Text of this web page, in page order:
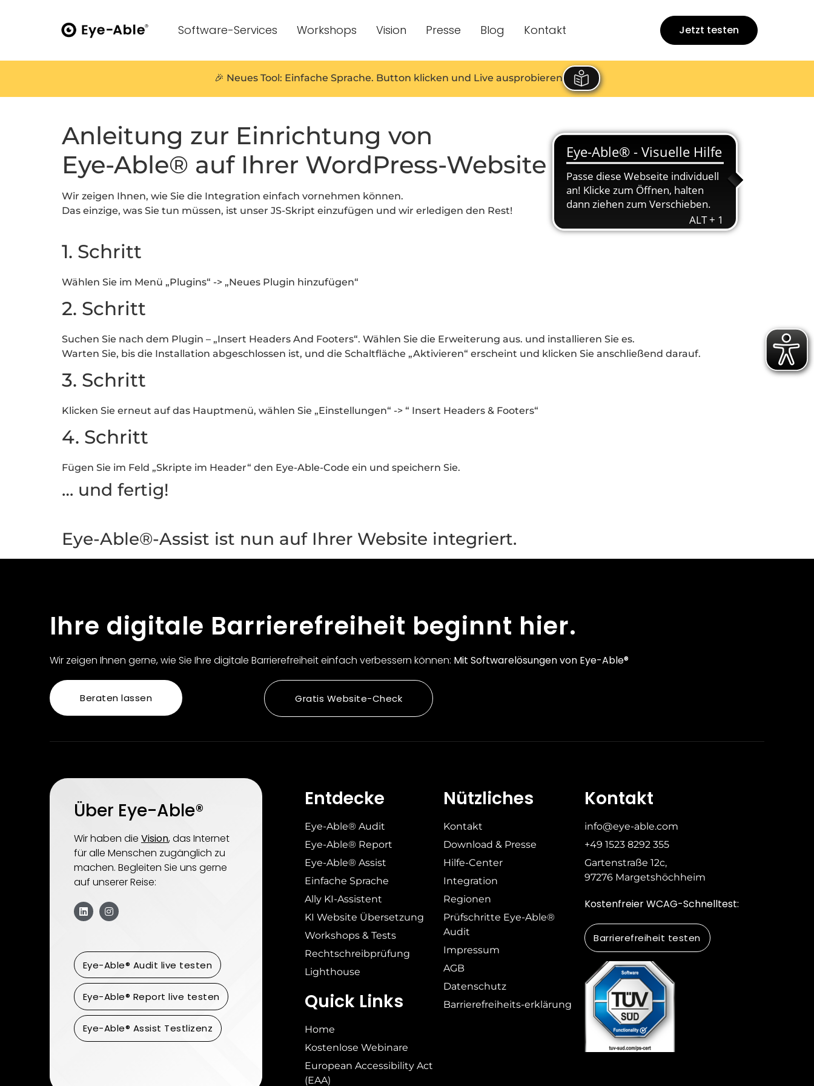
Software-Services Workshops Vision Presse Blog Kontakt Jetzt testen
🎉 Neues Tool: Einfache Sprache. Button klicken und Live ausprobieren
Anleitung zur Einrichtung von
Eye-Able® auf Ihrer WordPress-Website
Wir zeigen Ihnen, wie Sie die Integration einfach vornehmen können.
Das einzige, was Sie tun müssen, ist unser JS-Skript einzufügen und wir erledigen den Rest!
1. Schritt
Wählen Sie im Menü „Plugins“ -> „Neues Plugin hinzufügen“
2. Schritt
Suchen Sie nach dem Plugin – „Insert Headers And Footers“. Wählen Sie die Erweiterung aus. und installieren Sie es.
Warten Sie, bis die Installation abgeschlossen ist, und die Schaltfläche „Aktivieren“ erscheint und klicken Sie anschließend darauf.
3. Schritt
Klicken Sie erneut auf das Hauptmenü, wählen Sie „Einstellungen“ -> “ Insert Headers & Footers“
4. Schritt
Fügen Sie im Feld „Skripte im Header“ den Eye-Able-Code ein und speichern Sie.
… und fertig!
Eye-Able®-Assist ist nun auf Ihrer Website integriert.
Ihre digitale Barrierefreiheit beginnt hier.
Wir zeigen Ihnen gerne, wie Sie Ihre digitale Barrierefreiheit einfach verbessern können: Mit Softwarelösungen von Eye-Able®
Beraten lassen Gratis Website-Check
Über Eye-Able®
Wir haben die Vision, das Internet
für alle Menschen zugänglich zu
machen. Begleiten Sie uns gerne
auf unserer Reise:
Eye-Able® Audit live testen
Eye-Able® Report live testen
Eye-Able® Assist Testlizenz
Entdecke
Eye-Able® Audit
Eye-Able® Report
Eye-Able® Assist
Einfache Sprache
Ally KI-Assistent
KI Website Übersetzung
Workshops & Tests
Rechtschreibprüfung
Lighthouse
Quick Links
Home
Kostenlose Webinare
European Accessibility Act
(EAA)
Nützliches
Kontakt
Download & Presse
Hilfe-Center
Integration
Regionen
Prüfschritte Eye-Able®
Audit
Impressum
AGB
Datenschutz
Barrierefreiheits-erklärung
Kontakt
info@eye-able.com
+49 1523 8292 355
Gartenstraße 12c,
97276 Margetshöchheim
Kostenfreier WCAG-Schnelltest:
Barrierefreiheit testen